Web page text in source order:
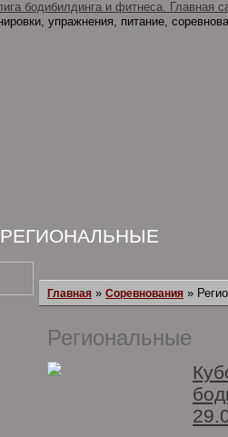
Главная » Соревнования »
Региональные
РЕГИОНАЛЬНЫЕ